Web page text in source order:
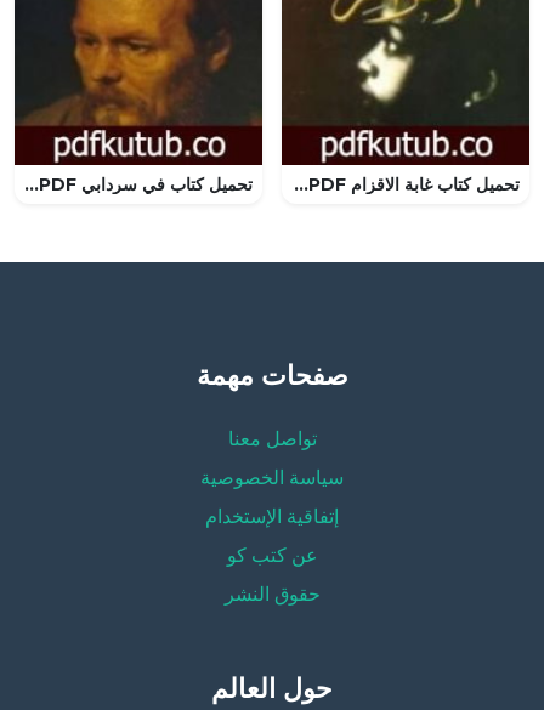
تحميل كتاب غابة الاقزام PDF تأليف ايزابيل الليندي مجانا [كامل] تحميل كتاب في سردابي PDF تأليف فيودور دوستويفسكي مجانا [كامل]
صفحات مهمة
تواصل معنا
سياسة الخصوصية
إتفاقية الإستخدام
عن كتب كو
حقوق النشر
حول العالم